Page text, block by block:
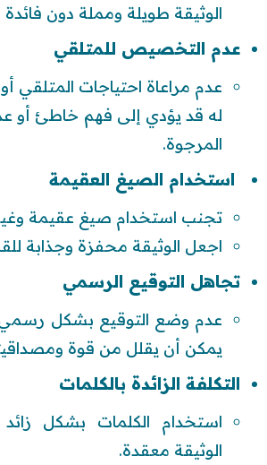
الوثيقة طويلة ومملة دون
عدم التخصيص للمتلقي
عدم مراعاة احتياجات المتلقي
له قد يؤدي إلى فهم خاطئ أو
المرجوة.
استخدام الصيغ العقيمة
تجنب استخدام صيغ عقيمة
اجعل الوثيقة محفزة وجذابة
تجاهل التوقيع الرسمي
عدم وضع التوقيع بشكل رسمي
يمكن أن يقلل من قوة
التكلفة الزائدة بالكلمات
استخدام الكلمات بشكل
الوثيقة معقدة.